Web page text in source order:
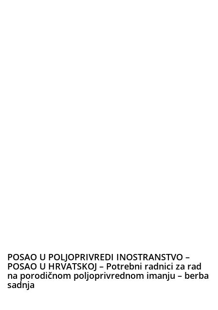
POSAO U POLJOPRIVREDI INOSTRANSTVO –
POSAO U HRVATSKOJ – Potrebni radnici za rad
na porodičnom poljoprivrednom imanju – berba
sadnja